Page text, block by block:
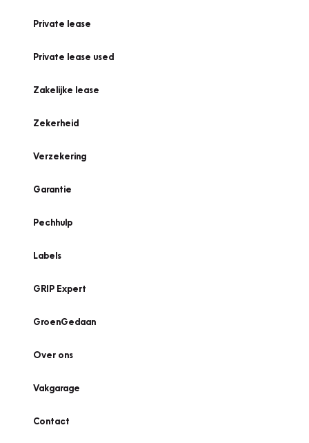
Private lease
Private lease used
Zakelijke lease
Zekerheid
Verzekering
Garantie
Pechhulp
Labels
GRIP Expert
GroenGedaan
Over ons
Vakgarage
Contact